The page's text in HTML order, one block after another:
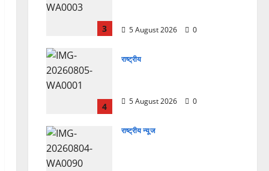
3 5 August 2026 0
4
राष्ट्रीय
5 August 2026 0
राष्ट्रीय न्यूज